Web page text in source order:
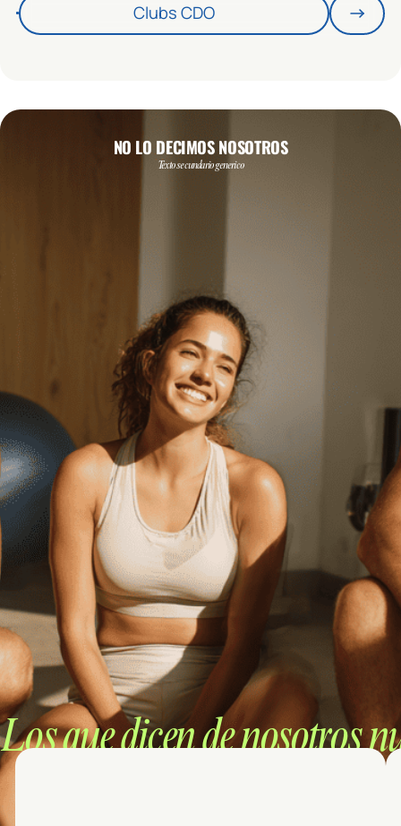
Clubs CDO
NO LO DECIMOS NOSOTROS
Texto secundario generico
Los que dicen de nosotros